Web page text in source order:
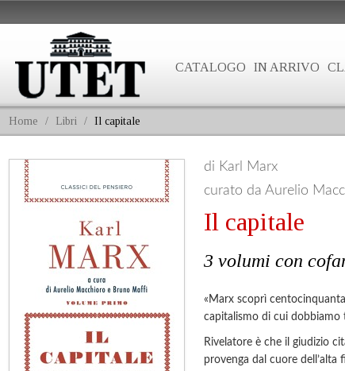
CATALOGO IN ARRIVO
Home / Libri / Il capitale
di Karl Marx
curato da Aurelio
Il capitale
3 volumi con
«Marx scoprì
capitalismo di cui dobbiamo
Rivelatore è che il giudizio
provenga dal cuore dell’alta